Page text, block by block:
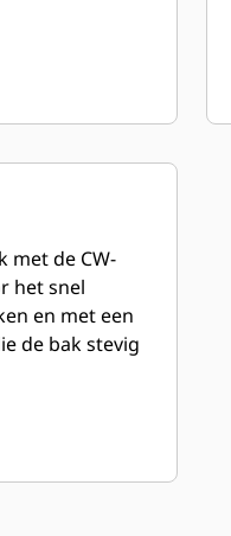
met de CW-
het snel
en met een
de bak stevig